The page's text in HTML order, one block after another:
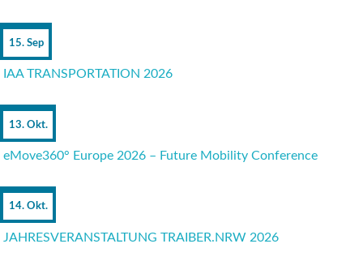
15. Sep
IAA TRANSPORTATION 2026
13. Okt.
eMove360° Europe 2026 – Future Mobility Conference
14. Okt.
JAHRESVERANSTALTUNG TRAIBER.NRW 2026